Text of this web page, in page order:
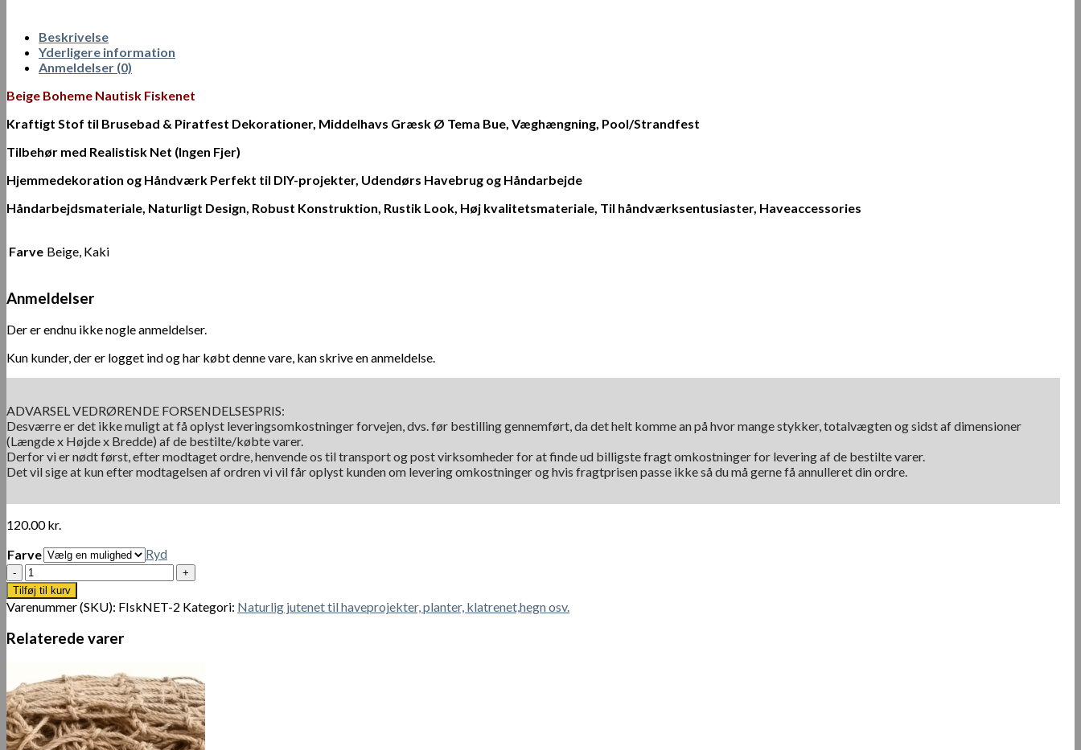
Beskrivelse
Yderligere information
Anmeldelser (0)
Beige Boheme Nautisk Fiskenet
Kraftigt Stof til Brusebad & Piratfest Dekorationer, Middelhavs Græsk Ø Tema Bue, Væghængning, Pool/Strandfest
Tilbehør med Realistisk Net (Ingen Fjer)
Hjemmedekoration og Håndværk Perfekt til DIY-projekter, Udendørs Havebrug og Håndarbejde
Håndarbejdsmateriale, Naturligt Design, Robust Konstruktion, Rustik Look, Høj kvalitetsmateriale, Til håndværksentusiaster, Haveaccessories
Farve Beige, Kaki
Anmeldelser
Der er endnu ikke nogle anmeldelser.
Kun kunder, der er logget ind og har købt denne vare, kan skrive en anmeldelse.
ADVARSEL VEDRØRENDE FORSENDELSESPRIS:
Desværre er det ikke muligt at få oplyst leveringsomkostninger forvejen, dvs. før bestilling gennemført, da det helt komme an på hvor mange stykker, totalvægten og sidst af dimensioner
(Længde x Højde x Bredde) af de bestilte/købte varer.
Derfor vi er nødt først, efter modtaget ordre, henvende os til transport og post virksomheder for at finde ud billigste fragt omkostninger for levering af de bestilte varer.
Det vil sige at kun efter modtagelsen af ordren vi vil får oplyst kunden om levering omkostninger og hvis fragtprisen passe ikke så du må gerne få annulleret din ordre.
120.00kr.
Farve
Ryd
Beige
Boheme
Nautisk
Fiskenet
antal
Tilføj til kurv
Varenummer (SKU): FIskNET-2 Kategori: Naturlig jutenet til haveprojekter, planter, klatrenet,hegn osv.
Relaterede varer